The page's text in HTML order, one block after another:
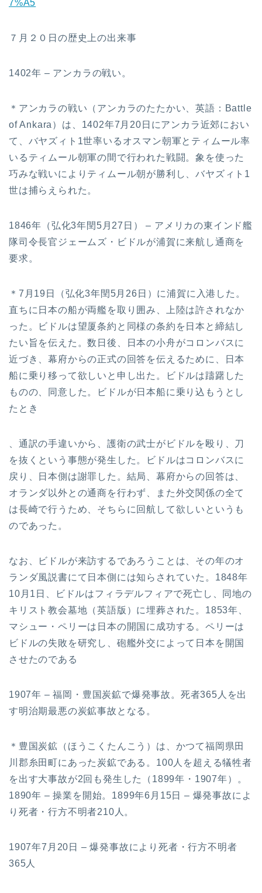
7%A5
７月２０日の歴史上の出来事
1402年 – アンカラの戦い。
＊アンカラの戦い（アンカラのたたかい、英語：Battle
of Ankara）は、1402年7月20日にアンカラ近郊におい
て、バヤズィト1世率いるオスマン朝軍とティムール率
いるティムール朝軍の間で行われた戦闘。象を使った
巧みな戦いによりティムール朝が勝利し、バヤズィト1
世は捕らえられた。
1846年（弘化3年閏5月27日） – アメリカの東インド艦
隊司令長官ジェームズ・ビドルが浦賀に来航し通商を
要求。
＊7月19日（弘化3年閏5月26日）に浦賀に入港した。
直ちに日本の船が両艦を取り囲み、上陸は許されなか
った。ビドルは望厦条約と同様の条約を日本と締結し
たい旨を伝えた。数日後、日本の小舟がコロンバスに
近づき、幕府からの正式の回答を伝えるために、日本
船に乗り移って欲しいと申し出た。ビドルは躊躇した
ものの、同意した。ビドルが日本船に乗り込もうとし
たとき
、通訳の手違いから、護衛の武士がビドルを殴り、刀
を抜くという事態が発生した。ビドルはコロンバスに
戻り、日本側は謝罪した。結局、幕府からの回答は、
オランダ以外との通商を行わず、また外交関係の全て
は長崎で行うため、そちらに回航して欲しいというも
のであった。
なお、ビドルが来訪するであろうことは、その年のオ
ランダ風説書にて日本側には知らされていた。1848年
10月1日、ビドルはフィラデルフィアで死亡し、同地の
キリスト教会墓地（英語版）に埋葬された。1853年、
マシュー・ペリーは日本の開国に成功する。ペリーは
ビドルの失敗を研究し、砲艦外交によって日本を開国
させたのである
1907年 – 福岡・豊国炭鉱で爆発事故。死者365人を出
す明治期最悪の炭鉱事故となる。
＊豊国炭鉱（ほうこくたんこう）は、かつて福岡県田
川郡糸田町にあった炭鉱である。100人を超える犠牲者
を出す大事故が2回も発生した（1899年・1907年）。
1890年 – 操業を開始。1899年6月15日 – 爆発事故によ
り死者・行方不明者210人。
1907年7月20日 – 爆発事故により死者・行方不明者
365人